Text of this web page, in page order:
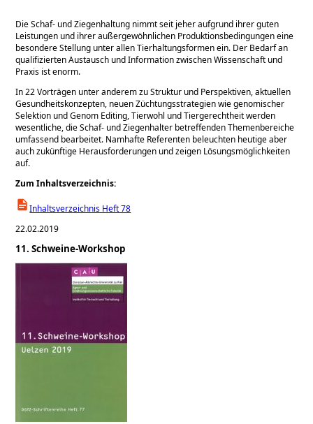
Die Schaf- und Ziegenhaltung nimmt seit jeher aufgrund ihrer guten
Leistungen und ihrer außergewöhnlichen Produktionsbedingungen eine
besondere Stellung unter allen Tierhaltungsformen ein. Der Bedarf an
qualifizierten Austausch und Information zwischen Wissenschaft und
Praxis ist enorm.
In 22 Vorträgen unter anderem zu Struktur und Perspektiven, aktuellen
Gesundheitskonzepten, neuen Züchtungsstrategien wie genomischer
Selektion und Genom Editing, Tierwohl und Tiergerechtheit werden
wesentliche, die Schaf- und Ziegenhalter betreffenden Themenbereiche
umfassend bearbeitet. Namhafte Referenten beleuchten heutige aber
auch zukünftige Herausforderungen und zeigen Lösungsmöglichkeiten
auf.
Zum Inhaltsverzeichnis:
Inhaltsverzeichnis Heft 78
22.02.2019
11. Schweine-Workshop